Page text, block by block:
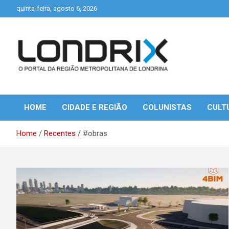
to
quinta-feira, agosto 6, 2026
Londrix
HOME CIDADE E REGIÃO COLUNISTAS
Home Recentes #obras